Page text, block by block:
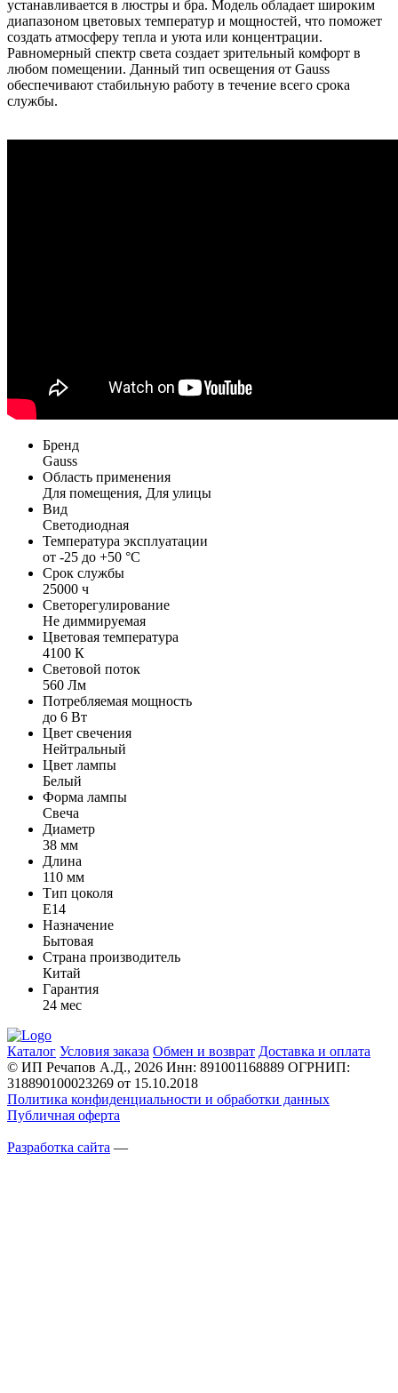
устанавливается в люстры и бра. Модель обладает широким
диапазоном цветовых температур и мощностей, что поможет
создать атмосферу тепла и уюта или концентрации.
Равномерный спектр света создает зрительный комфорт в
любом помещении. Данный тип освещения от Gauss
обеспечивают стабильную работу в течение всего срока
службы.
Бренд
Gauss
Область применения
Для помещения, Для улицы
Вид
Светодиодная
Температура эксплуатации
от -25 до +50 °С
Срок службы
25000 ч
Светорегулирование
Не диммируемая
Цветовая температура
4100 К
Световой поток
560 Лм
Потребляемая мощность
до 6 Вт
Цвет свечения
Нейтральный
Цвет лампы
Белый
Форма лампы
Свеча
Диаметр
38 мм
Длина
110 мм
Тип цоколя
E14
Назначение
Бытовая
Страна производитель
Китай
Гарантия
24 мес
Каталог Условия заказа Обмен и возврат Доставка и оплата
© ИП Речапов А.Д., 2026 Инн: 891001168889 ОГРНИП:
318890100023269 от 15.10.2018
Политика конфиденциальности и обработки данных
Публичная оферта
Разработка сайта —